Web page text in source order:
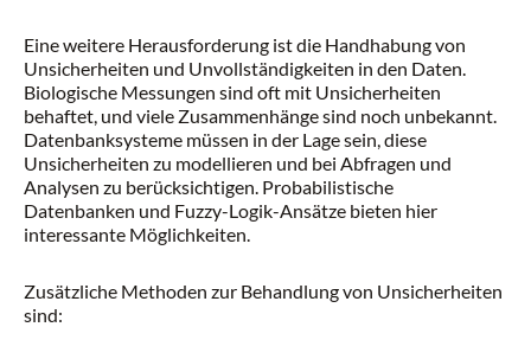
Eine weitere Herausforderung ist die Handhabung von
Unsicherheiten und Unvollständigkeiten in den Daten.
Biologische Messungen sind oft mit Unsicherheiten
behaftet, und viele Zusammenhänge sind noch unbekannt.
Datenbanksysteme müssen in der Lage sein, diese
Unsicherheiten zu modellieren und bei Abfragen und
Analysen zu berücksichtigen. Probabilistische
Datenbanken und Fuzzy-Logik-Ansätze bieten hier
interessante Möglichkeiten.
Zusätzliche Methoden zur Behandlung von Unsicherheiten
sind: